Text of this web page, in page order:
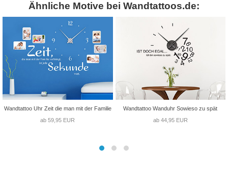
Ähnliche Motive bei Wandtattoos.de:
Wandtattoo Uhr Zeit die man mit der Familie
ab 59,95 EUR
Wandtattoo Wanduhr Sowieso zu spät
ab 44,95 EUR